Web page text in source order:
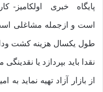
پایگاه خبری اولکامیز-
است و ازجمله مشاغلی
طول یکسال هزینه کشت
نقدا باید بپردازد یا
از بازار آزاد تهیه نماید